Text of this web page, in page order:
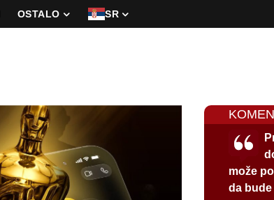
OSTALO SR
može
da